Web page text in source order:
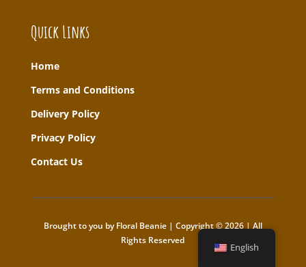
Quick Links
Home
Terms and Conditions
Delivery Policy
Privacy Policy
Contact Us
Brought to you by Floral Beanie | Copyright © 2026 | All
Rights Reserved
English